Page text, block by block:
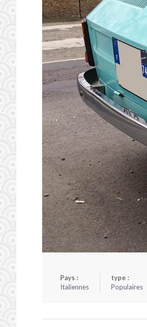
Pays :
Italiennes
type :
Populaires